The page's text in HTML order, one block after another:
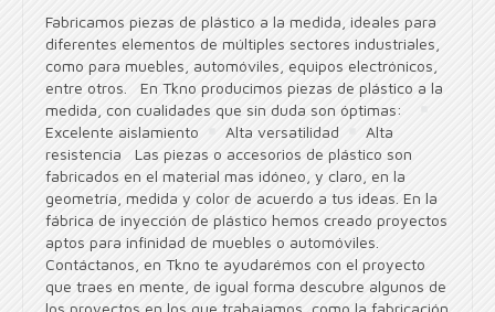
Fabricamos piezas de plástico a la medida, ideales para
diferentes elementos de múltiples sectores industriales,
como para muebles, automóviles, equipos electrónicos,
entre otros. En Tkno producimos piezas de plástico a la
medida, con cualidades que sin duda son óptimas:
Excelente aislamiento
Alta versatilidad
Alta
resistencia Las piezas o accesorios de plástico son
fabricados en el material mas idóneo, y claro, en la
geometría, medida y color de acuerdo a tus ideas. En la
fábrica de inyección de plástico hemos creado proyectos
aptos para infinidad de muebles o automóviles.
Contáctanos, en Tkno te ayudarémos con el proyecto
que traes en mente, de igual forma descubre algunos de
los proyectos en los que trabajamos, como la fabricación